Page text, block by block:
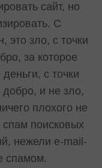
сайт, но
С
это зло, с точки
за которое
с точки
добро, и не зло,
плохого не
поисковых
нежели e-mail-
спамом.